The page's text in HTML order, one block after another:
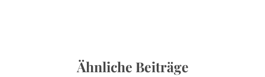
Ähnliche Beiträge